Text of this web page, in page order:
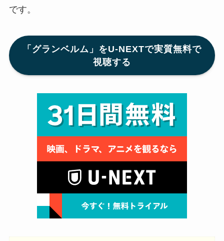
です。
「グランベルム」をU-NEXTで実質無料で
視聴する